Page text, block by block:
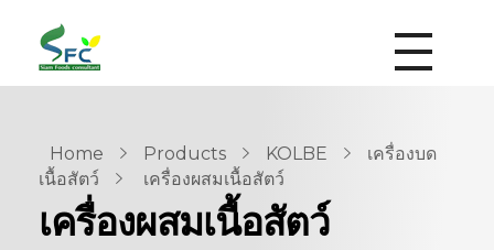
siamfoodsconsultant.com
Food Technology
Home Products KOLBE
เครื่องบด
เนื้อสัตว์
เครื่องผสมเนื้อสัตว์
เครื่องผสมเนื้อสัตว์